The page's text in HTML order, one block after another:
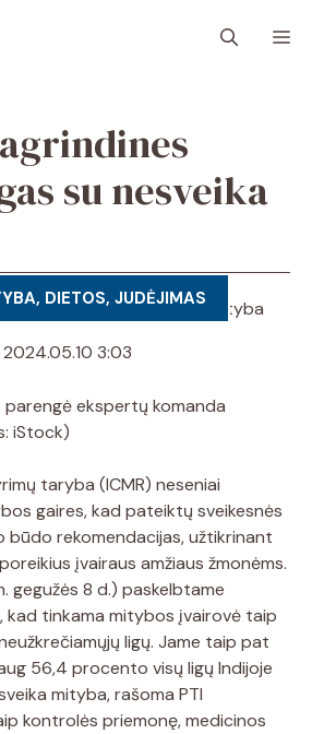
su nesveika
DIETOS, JUDĖJIMAS
2024.05.10 3:03
ekspertų komanda
iStock)
taryba (ICMR) neseniai
gaires, kad pateiktų sveikesnės
būdo rekomendacijas, užtikrinant
įvairaus amžiaus žmonėms.
gegužės 8 d.) paskelbtame
kad tinkama mitybos įvairovė taip
ligų. Jame taip pat
56,4 procento visų ligų Indijoje
mityba, rašoma PTI
kontrolės priemonę, medicinos